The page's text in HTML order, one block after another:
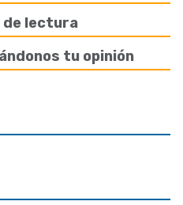
de lectura
tu opinión